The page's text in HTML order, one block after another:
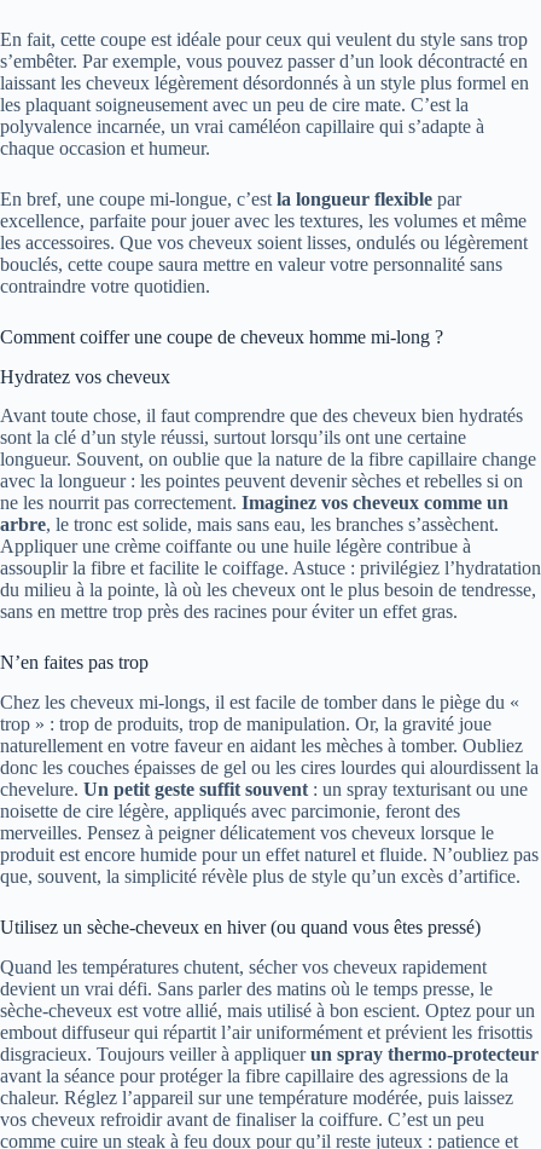
En fait, cette coupe est idéale pour ceux qui veulent du style sans trop
s’embêter. Par exemple, vous pouvez passer d’un look décontracté en
laissant les cheveux légèrement désordonnés à un style plus formel en
les plaquant soigneusement avec un peu de cire mate. C’est la
polyvalence incarnée, un vrai caméléon capillaire qui s’adapte à
chaque occasion et humeur.
En bref, une coupe mi-longue, c’est la longueur flexible par
excellence, parfaite pour jouer avec les textures, les volumes et même
les accessoires. Que vos cheveux soient lisses, ondulés ou légèrement
bouclés, cette coupe saura mettre en valeur votre personnalité sans
contraindre votre quotidien.
Comment coiffer une coupe de cheveux homme mi-long ?
Hydratez vos cheveux
Avant toute chose, il faut comprendre que des cheveux bien hydratés
sont la clé d’un style réussi, surtout lorsqu’ils ont une certaine
longueur. Souvent, on oublie que la nature de la fibre capillaire change
avec la longueur : les pointes peuvent devenir sèches et rebelles si on
ne les nourrit pas correctement. Imaginez vos cheveux comme un
arbre, le tronc est solide, mais sans eau, les branches s’assèchent.
Appliquer une crème coiffante ou une huile légère contribue à
assouplir la fibre et facilite le coiffage. Astuce : privilégiez l’hydratation
du milieu à la pointe, là où les cheveux ont le plus besoin de tendresse,
sans en mettre trop près des racines pour éviter un effet gras.
N’en faites pas trop
Chez les cheveux mi-longs, il est facile de tomber dans le piège du «
trop » : trop de produits, trop de manipulation. Or, la gravité joue
naturellement en votre faveur en aidant les mèches à tomber. Oubliez
donc les couches épaisses de gel ou les cires lourdes qui alourdissent la
chevelure. Un petit geste suffit souvent : un spray texturisant ou une
noisette de cire légère, appliqués avec parcimonie, feront des
merveilles. Pensez à peigner délicatement vos cheveux lorsque le
produit est encore humide pour un effet naturel et fluide. N’oubliez pas
que, souvent, la simplicité révèle plus de style qu’un excès d’artifice.
Utilisez un sèche-cheveux en hiver (ou quand vous êtes pressé)
Quand les températures chutent, sécher vos cheveux rapidement
devient un vrai défi. Sans parler des matins où le temps presse, le
sèche-cheveux est votre allié, mais utilisé à bon escient. Optez pour un
embout diffuseur qui répartit l’air uniformément et prévient les frisottis
disgracieux. Toujours veiller à appliquerun spray thermo-protecteur
avant la séance pour protéger la fibre capillaire des agressions de la
chaleur. Réglez l’appareil sur une température modérée, puis laissez
vos cheveux refroidir avant de finaliser la coiffure. C’est un peu
comme cuire un steak à feu doux pour qu’il reste juteux : patience et